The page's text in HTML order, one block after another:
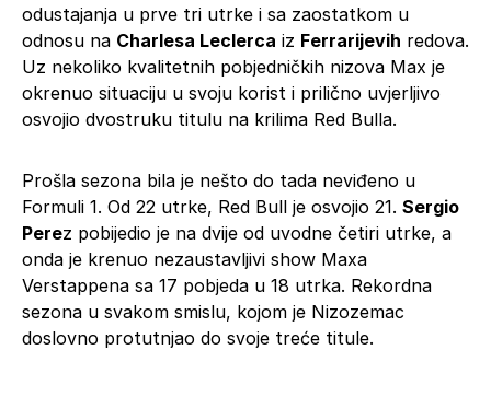
odustajanja u prve tri utrke i sa zaostatkom u
odnosu na Charlesa Leclerca iz Ferrarijevih redova.
Uz nekoliko kvalitetnih pobjedničkih nizova Max je
okrenuo situaciju u svoju korist i prilično uvjerljivo
osvojio dvostruku titulu na krilima Red Bulla.
Prošla sezona bila je nešto do tada neviđeno u
Formuli 1. Od 22 utrke, Red Bull je osvojio 21. Sergio
Perez pobijedio je na dvije od uvodne četiri utrke, a
onda je krenuo nezaustavljivi show Maxa
Verstappena sa 17 pobjeda u 18 utrka. Rekordna
sezona u svakom smislu, kojom je Nizozemac
doslovno protutnjao do svoje treće titule.